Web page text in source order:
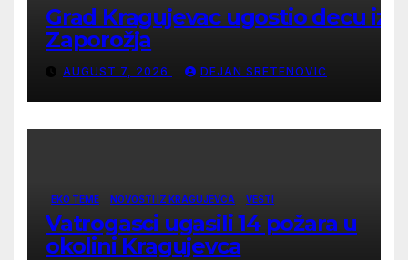
Grad Kragujevac ugostio decu iz
Zaporožja
AUGUST 7, 2026 DEJAN SRETENOVIC
EKO TEME NOVOSTI IZ KRAGUJEVCA VESTI
Vatrogasci ugasili 14 požara u
okolini Kragujevca